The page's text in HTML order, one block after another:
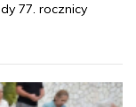
77. rocznicy